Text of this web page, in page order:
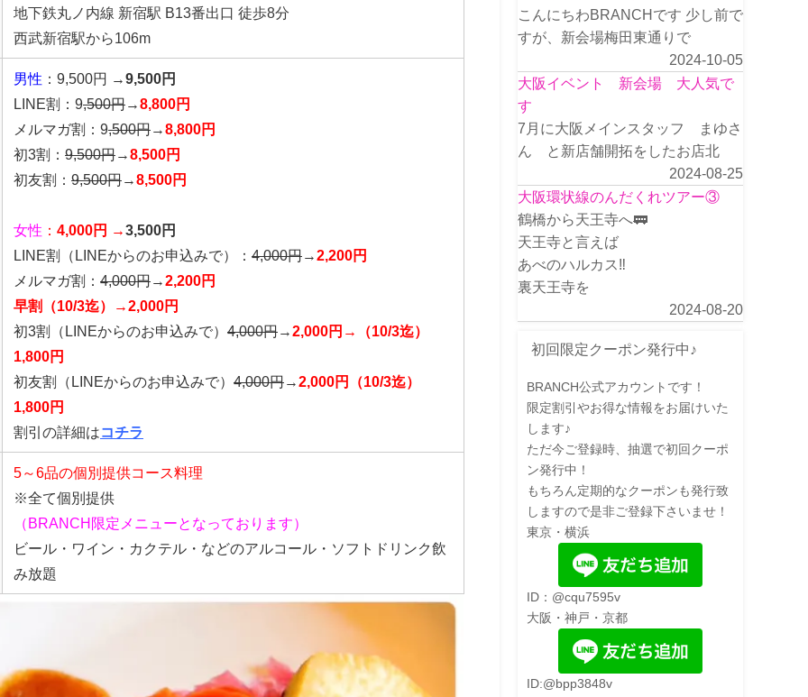
地下鉄丸ノ内線 新宿駅 B13番出口 徒歩8分
西武新宿駅から106m
男性 ：9,500円 →9,500円
LINE割：9,500円→8,800円
メルマガ割：9,500円→8,800円
初3割： 9,500円→8,500円
初友割： 9,500円→8,500円
女性 ： 4,000円 →3,500円
LINE割
（LINEからのお申込みで） ： 4,000円→2,200円
メルマガ割： 4,000円→2,200円
早割（10/3迄）→2,000円
初3割（LINEからのお申込みで） 4,000円→2,000円→（10/3迄）
1,800円
初友割（LINEからのお申込みで） 4,000円→2,000円（10/3迄）
1,800円
割引の詳細はコチラ
5～6品の個別提供コース料理
※全て個別提供
（BRANCH限定メニューとなっております）
ビール・ワイン・カクテル・などのアルコール・ソフトドリンク飲
み放題
こんにちわBRANCHです 少し前で
すが、新会場梅田東通りで
2024-10-05
大阪イベント 新会場 大人気で
す
7月に大阪メインスタッフ まゆさ
ん と新店舗開拓をしたお店北
2024-08-25
大阪環状線のんだくれツアー③
鶴橋から天王寺へ🚃
天王寺と言えば
あべのハルカス‼️
裏天王寺を
2024-08-20
初回限定クーポン発行中♪
BRANCH公式アカウントです！
限定割引やお得な情報をお届けいた
します♪
ただ今ご登録時、抽選で初回クーポ
ン発行中！
もちろん定期的なクーポンも発行致
しますので是非ご登録下さいませ！
東京・横浜
ID：@cqu7595v
大阪・神戸・京都
ID:@bpp3848v